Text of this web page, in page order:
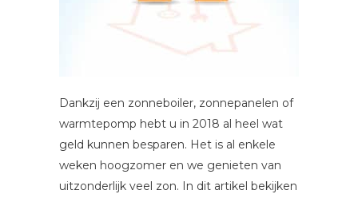
Dankzij een zonneboiler, zonnepanelen of
warmtepomp hebt u in 2018 al heel wat
geld kunnen besparen. Het is al enkele
weken hoogzomer en we genieten van
uitzonderlijk veel zon. In dit artikel bekijken